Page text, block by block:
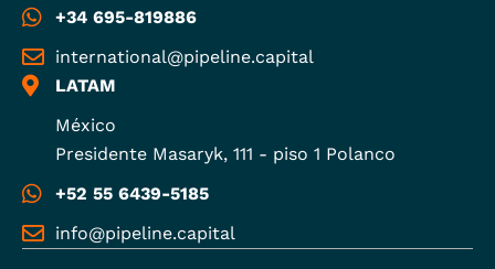
+34 695-819886
international@pipeline.capital
LATAM
México
Presidente Masaryk, 111 - piso 1 Polanco
+52 55 6439-5185
info@pipeline.capital